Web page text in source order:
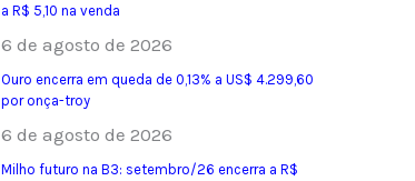
a R$ 5,10 na venda
6 de agosto de 2026
Ouro encerra em queda de 0,13% a US$ 4.299,60
por onça-troy
6 de agosto de 2026
Milho futuro na B3: setembro/26 encerra a R$